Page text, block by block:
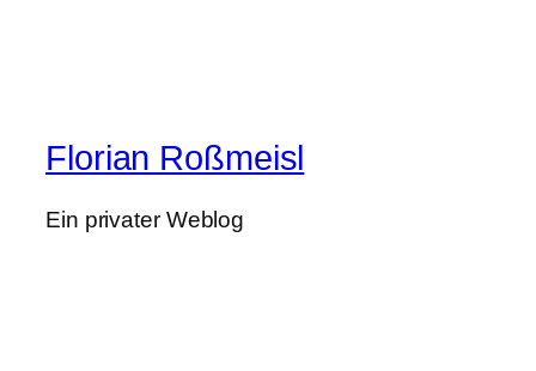
Florian Roßmeisl
Ein privater Weblog